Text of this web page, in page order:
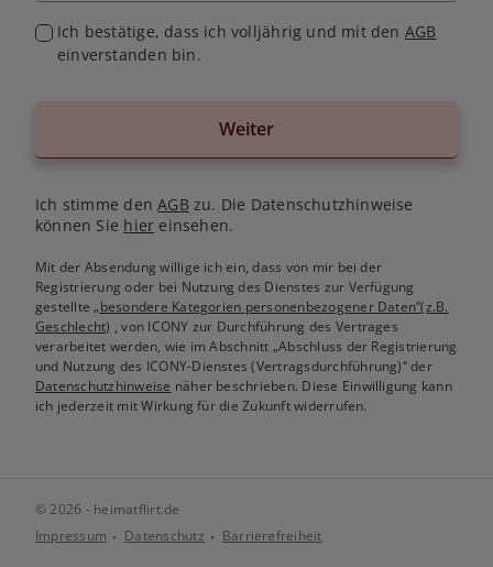
Ich bestätige, dass ich volljährig und mit den AGB
einverstanden bin.
Weiter
Ich stimme denAGB zu. Die Datenschutzhinweise
können Sie hier einsehen.
Mit der Absendung willige ich ein, dass von mir bei der
Registrierung oder bei Nutzung des Dienstes zur Verfügung
gestellte„besondere Kategorien personenbezogener Daten“(z.B.
Geschlecht) , von ICONY zur Durchführung des Vertrages
verarbeitet werden, wie im Abschnitt „Abschluss der Registrierung
und Nutzung des ICONY-Dienstes (Vertragsdurchführung)“ der
Datenschutzhinweise näher beschrieben. Diese Einwilligung kann
ich jederzeit mit Wirkung für die Zukunft widerrufen.
© 2026 - heimatflirt.de
Impressum
Datenschutz Barrierefreiheit